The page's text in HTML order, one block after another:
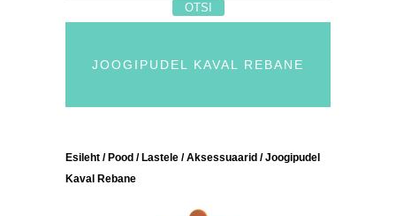
JOOGIPUDEL KAVAL REBANE
Esileht / Pood / Lastele /Aksessuaarid / Joogipudel
Kaval Rebane